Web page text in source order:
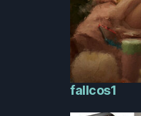
fallcos1